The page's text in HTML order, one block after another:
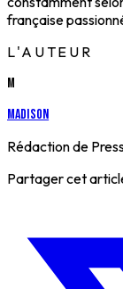
française
L'AUTEUR
M
Madison
Rédaction de
Partager cet